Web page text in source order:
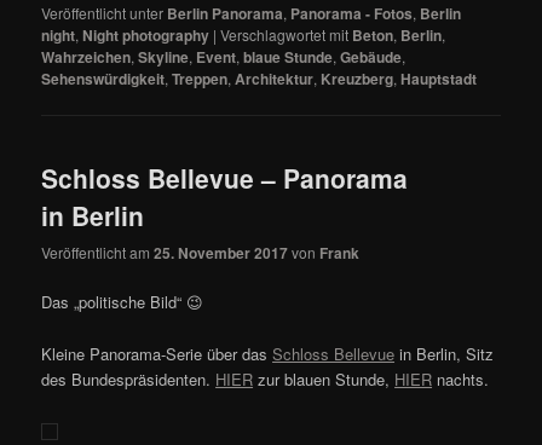
Veröffentlicht unter Berlin Panorama, Panorama - Fotos, Berlin
night, Night photography |Verschlagwortet mit Beton, Berlin,
Wahrzeichen,Skyline, Event,blaue Stunde,Gebäude,
Sehenswürdigkeit,Treppen, Architektur, Kreuzberg, Hauptstadt
Schloss Bellevue – Panorama
in Berlin
Veröffentlicht am25. November 2017von Frank
Das „politische Bild“ 😉
Kleine Panorama-Serie über dasSchloss Bellevue in Berlin, Sitz
des Bundespräsidenten. HIER zur blauen Stunde, HIER nachts.